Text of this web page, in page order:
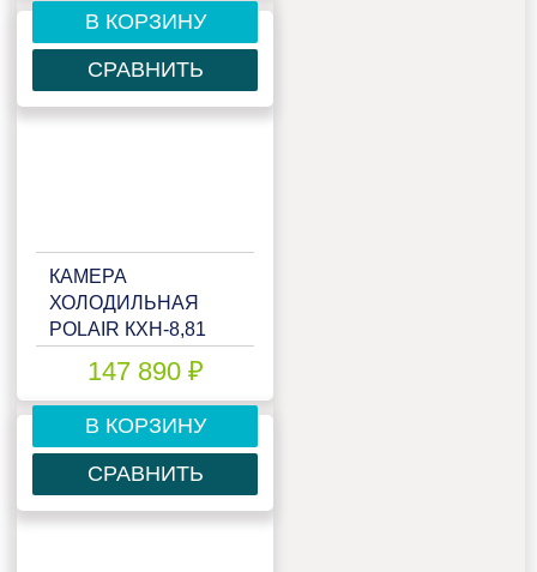
В КОРЗИНУ
СРАВНИТЬ
КАМЕРА
ХОЛОДИЛЬНАЯ
POLAIR КХН-8,81
80ММ147 890 ₽
В КОРЗИНУ
СРАВНИТЬ